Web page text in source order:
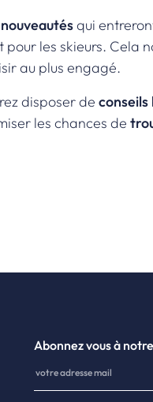
qui
les skieurs. Cela
au plus engagé.
disposer de conseils
les chances de
Abonnez vous à